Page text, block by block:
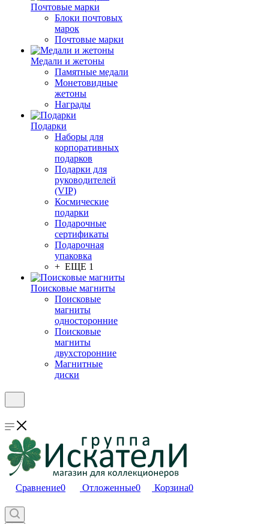
Почтовые марки
Блоки почтовых
марок
Почтовые марки
Медали и жетоны
Памятные медали
Монетовидные
жетоны
Награды
Подарки
Наборы для
корпоративных
подарков
Подарки для
руководителей
(VIP)
Космические
подарки
Подарочные
сертификаты
Подарочная
упаковка
+ ЕЩЕ 1
Поисковые магниты
Поисковые
магниты
односторонние
Поисковые
магниты
двухсторонние
Магнитные
диски
Сравнение0 Отложенные0 Корзина0